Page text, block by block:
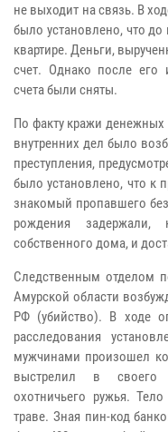
не выходит на связь. В
было установлено, что
квартире. Деньги,
счет. Однако после его
счета были сняты.
По факту кражи денежных
внутренних дел было
преступления,
было установлено, что к
знакомый пропавшего
рождения
собственного дома, и
Следственным отделом
Амурской области
РФ (убийство). В ходе
расследования
мужчинами произошел
выстрелил в своего
охотничьего ружья.
траве. Зная пин-код